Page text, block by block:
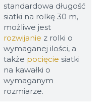
standardowa długość
siatki na rolkę 30 m,
możliwe jest
rozwijanie z rolki o
wymaganej ilości, a
także pocięcie siatki
na kawałki o
wymaganym
rozmiarze.